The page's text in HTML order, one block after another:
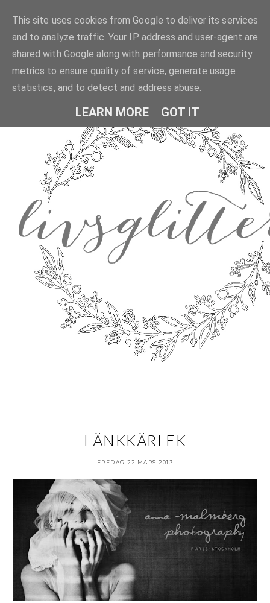
LÄNKKÄRLEK
FREDAG 22 MARS 2013
This site uses cookies from Google to deliver its services
and to analyze traffic. Your IP address and user-agent are
shared with Google along with performance and security
metrics to ensure quality of service, generate usage
statistics, and to detect and address abuse.
LEARN MORE GOT IT